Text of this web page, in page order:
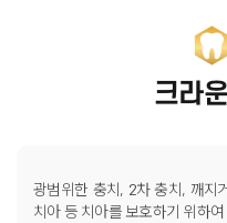
크라
광범위한 충치, 2차 충치, 깨지
치아 등 치아를 보호하기 위하여